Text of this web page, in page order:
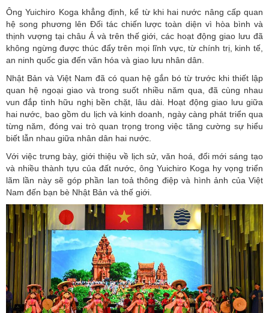
ÔngYuichiro Kogakhẳng định, kể từ khi hai nước nâng cấp quan
hệ song phương lên Đối tác chiến lược toàn diện vì hòa bình và
thịnh vượng tại châu Á và trên thế giới, các hoạt động giao lưu đã
không ngừng được thúc đẩy trên mọi lĩnh vực, từ chính trị, kinh tế,
an ninh quốc gia đến văn hóa và giao lưu nhân dân.
Nhật Bản và Việt Nam đã có quan hệ gắn bó từ trước khi thiết lập
quan hệ ngoại giao và trong suốt nhiều năm qua, đã cùng nhau
vun đắp tình hữu nghị bền chặt, lâu dài. Hoạt động giao lưu giữa
hai nước, bao gồm du lịch và kinh doanh, ngày càng phát triển qua
từng năm, đóng vai trò quan trọng trong việc tăng cường sự hiểu
biết lẫn nhau giữa nhân dân hai nước.
Với việc trưng bày, giới thiệu về lịch sử, văn hoá, đổi mới sáng tạo
và nhiều thành tựu của đất nước, ông Yuichiro Koga hy vọng triển
lãm lần này sẽ góp phần lan toả thông điệp và hình ảnh của Việt
Nam đến bạn bè Nhật Bản và thế giới.